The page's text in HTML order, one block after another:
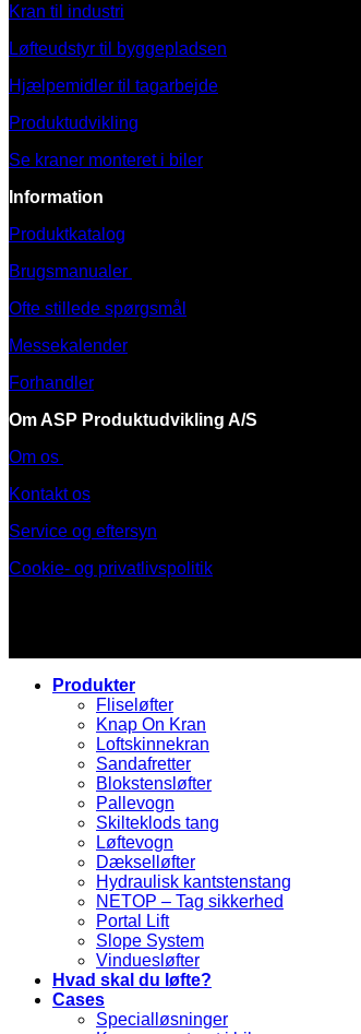
Kran til industri
Løfteudstyr til byggepladsen
Hjælpemidler til tagarbejde
Produktudvikling
Se kraner monteret i biler
Information
Produktkatalog
Brugsmanualer
Ofte stillede spørgsmål
Messekalender
Forhandler
Om ASP Produktudvikling A/S
Om os
Kontakt os
Service og eftersyn
Cookie- og privatlivspolitik
Produkter
Fliseløfter
Knap On Kran
Loftskinnekran
Sandafretter
Blokstensløfter
Pallevogn
Skilteklods tang
Løftevogn
Dækselløfter
Hydraulisk kantstenstang
NETOP – Tag sikkerhed
Portal Lift
Slope System
Vinduesløfter
Hvad skal du løfte?
Cases
Specialløsninger